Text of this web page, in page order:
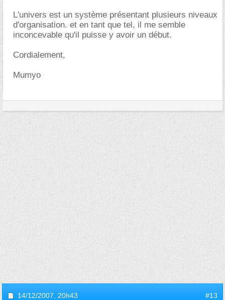
L'univers est un système présentant plusieurs niveaux
d'organisation. et en tant que tel, il me semble
inconcevable qu'il puisse y avoir un début.
Cordialement,
Mumyo
14/12/2007, 20h43 #13